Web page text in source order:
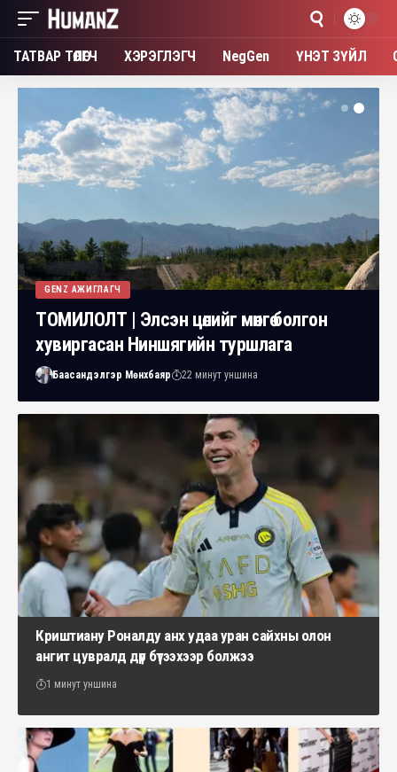
ТАТВАР ТӨЛӨГЧ ХЭРЭГЛЭГЧ NegGen ҮНЭТ ЗҮЙЛ
GENZ АЖИГЛАГЧ
ТОМИЛОЛТ | Элсэн цөлийг мөнгө болгон
хувиргасан Ниншягийн туршлага
Баасандэлгэр Мөнхбаяр 22 минут уншина
Криштиану Роналду анх удаа уран сайхны олон
ангит цувралд дүр бүтээхээр болжээ
1 минут уншина